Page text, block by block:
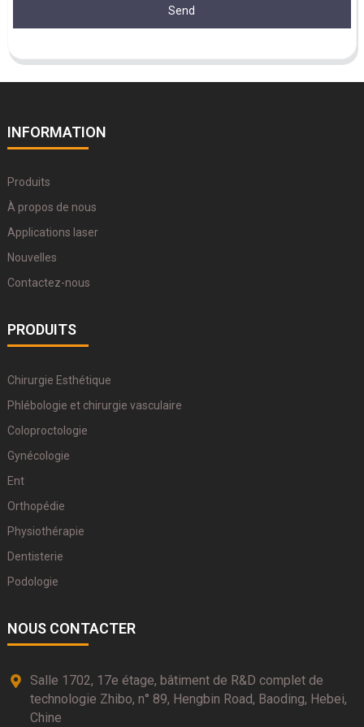
Send
INFORMATION
Produits
À propos de nous
Applications laser
Nouvelles
Contactez-nous
PRODUITS
Chirurgie Esthétique
Phlébologie et chirurgie vasculaire
Coloproctologie
Gynécologie
Ent
Orthopédie
Physiothérapie
Dentisterie
Podologie
NOUS CONTACTER
Salle 1702, 17e étage, bâtiment de R&D complet de
technologie Zhibo, n° 89, Hengbin Road, Baoding, Hebei,
Chine